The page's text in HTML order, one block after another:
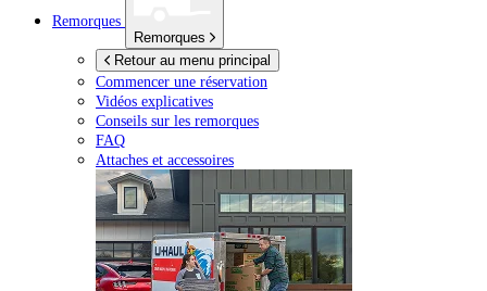
Remorques
Remorques
Retour au menu principal
Commencer une réservation
Vidéos explicatives
Conseils sur les remorques
FAQ
Attaches et accessoires